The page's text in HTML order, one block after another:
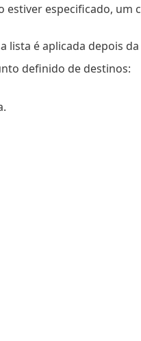
estiver especificado,
lista é aplicada depois
definido de destinos: